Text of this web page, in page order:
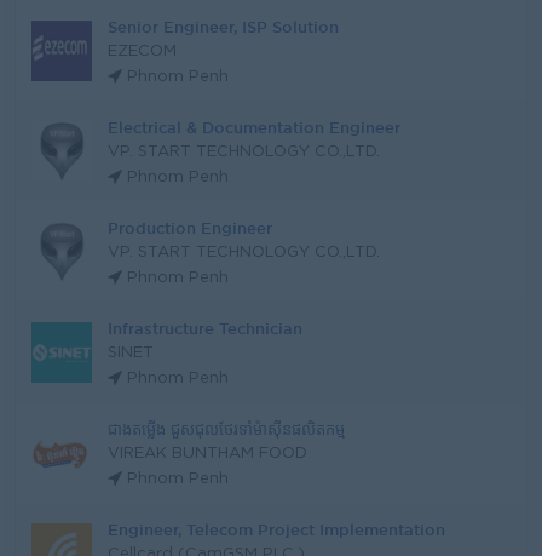
Senior Engineer, ISP Solution
EZECOM
Phnom Penh
Electrical & Documentation Engineer
VP. START TECHNOLOGY CO.,LTD.
Phnom Penh
Production Engineer
VP. START TECHNOLOGY CO.,LTD.
Phnom Penh
Infrastructure Technician
SINET
Phnom Penh
ជាងតម្លើង ជួសជុលថែរទាំម៉ាសុីនផលិតកម្ម
VIREAK BUNTHAM FOOD
Phnom Penh
Engineer, Telecom Project Implementation